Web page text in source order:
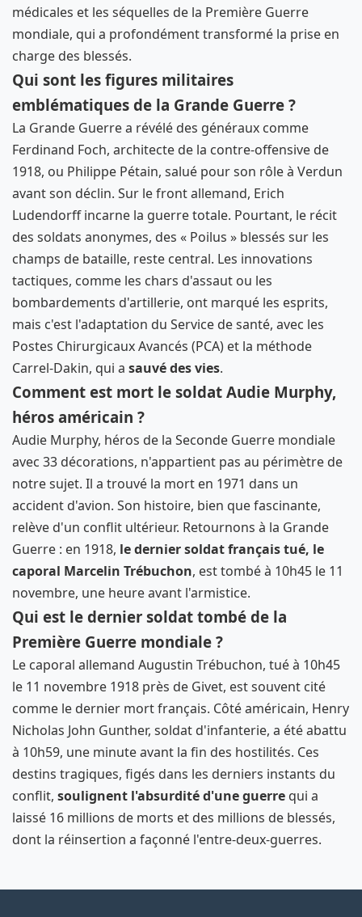
médicales et les séquelles de la Première Guerre
mondiale, qui a profondément transformé la prise en
charge des blessés.
Qui sont les figures militaires
emblématiques de la Grande Guerre ?
La Grande Guerre a révélé des généraux comme
Ferdinand Foch, architecte de la contre-offensive de
1918, ou Philippe Pétain, salué pour son rôle à Verdun
avant son déclin. Sur le front allemand, Erich
Ludendorff incarne la guerre totale. Pourtant, le récit
des soldats anonymes, des « Poilus » blessés sur les
champs de bataille, reste central. Les innovations
tactiques, comme les chars d'assaut ou les
bombardements d'artillerie, ont marqué les esprits,
mais c'est l'adaptation du Service de santé, avec les
Postes Chirurgicaux Avancés (PCA) et la méthode
Carrel-Dakin, qui a sauvé des vies.
Comment est mort le soldat Audie Murphy,
héros américain ?
Audie Murphy, héros de la Seconde Guerre mondiale
avec 33 décorations, n'appartient pas au périmètre de
notre sujet. Il a trouvé la mort en 1971 dans un
accident d'avion. Son histoire, bien que fascinante,
relève d'un conflit ultérieur. Retournons à la Grande
Guerre : en 1918, le dernier soldat français tué, le
caporal Marcelin Trébuchon, est tombé à 10h45 le 11
novembre, une heure avant l'armistice.
Qui est le dernier soldat tombé de la
Première Guerre mondiale ?
Le caporal allemand Augustin Trébuchon, tué à 10h45
le 11 novembre 1918 près de Givet, est souvent cité
comme le dernier mort français. Côté américain, Henry
Nicholas John Gunther, soldat d'infanterie, a été abattu
à 10h59, une minute avant la fin des hostilités. Ces
destins tragiques, figés dans les derniers instants du
conflit, soulignent l'absurdité d'une guerre qui a
laissé 16 millions de morts et des millions de blessés,
dont la réinsertion a façonné l'entre-deux-guerres.